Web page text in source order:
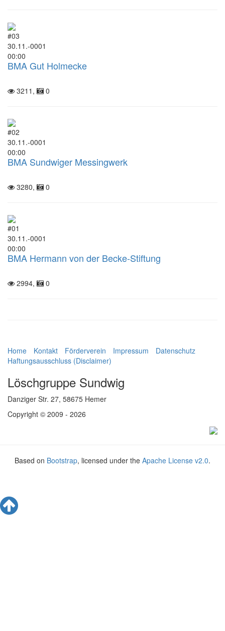
#03
30.11.-0001
00:00
BMA Gut Holmecke
3211, 0
#02
30.11.-0001
00:00
BMA Sundwiger Messingwerk
3280, 0
#01
30.11.-0001
00:00
BMA Hermann von der Becke-Stiftung
2994, 0
Home Kontakt Förderverein Impressum
Datenschutz
Haftungsausschluss (Disclaimer)
Löschgruppe Sundwig
Danziger Str. 27, 58675 Hemer
Copyright © 2009 - 2026
Based on Bootstrap, licensed under the Apache License v2.0.